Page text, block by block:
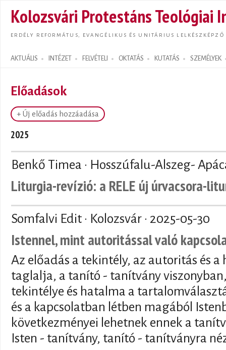
Kolozsvári Protestáns Teológiai
ERDÉLY REFORMÁTUS, EVANGÉLIKUS ÉS UNITÁRIUS LELKÉSZKÉPZŐ
AKTUÁLIS INTÉZET FELVÉTELI OKTATÁS KUTATÁS SZEMÉLYEK
Search form
Előadások
+ Új előadás hozzáadása
2025
Benkő Timea · Hosszúfalu-Alszeg-
Liturgia-revízió: a RELE új úrvacsora-
Somfalvi Edit · Kolozsvár · 2025-05-30
Istennel, mint autoritással való
Az előadás a tekintély, az autoritás és
taglalja, a tanító - tanítvány
tekintélye és hatalma a
és a kapcsolatban létben magából
következményei lehetnek ennek a
Isten - tanítvány, tanító - tanítványra